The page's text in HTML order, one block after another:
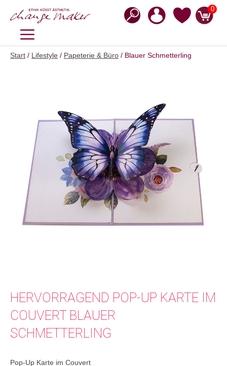
Inhalt
0
MENÜ
Start / Lifestyle / Papeterie & Büro / Blauer Schmetterling
HERVORRAGEND POP-UP KARTE IM
COUVERT BLAUER
SCHMETTERLING
Pop-Up Karte im Couvert